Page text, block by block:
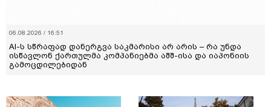
06.08.2026 / 16:51
AI-ს სწრაფად დანერგვა საკმარისი არ არის – რა უნდა
ისწავლონ ქართულმა კომპანიებმა აშშ-ისა და იაპონიის
გამოცდილებიდან